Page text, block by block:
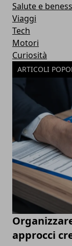
Salute e
Viaggi
Tech
Motori
Curiosità
ARTICOLI
approcci